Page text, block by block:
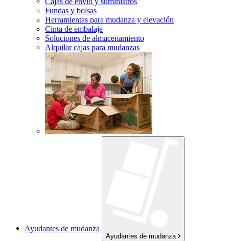
Fundas y bolsas
Herramientas para mudanza y elevación
Cinta de embalaje
Soluciones de almacenamiento
Alquilar cajas para mudanzas
Ayudantes de mudanza
Ayudantes de mudanza